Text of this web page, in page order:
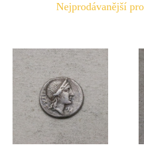
Nejprodávanější